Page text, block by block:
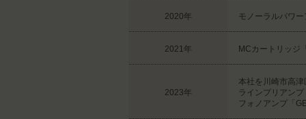
2020年 モノーラルパワ
2021年 MCカートリッジ
2023年
本社を川崎市高津
ラインプリアン
フォノアンプ「